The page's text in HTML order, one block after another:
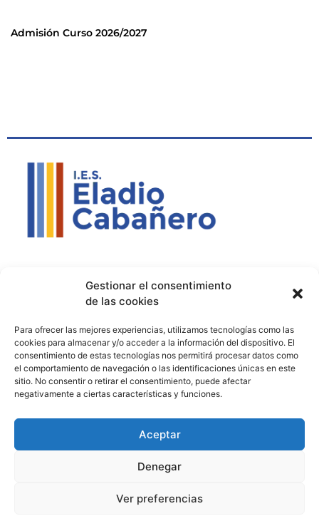
Gestionar el consentimiento
de las cookies
Para ofrecer las mejores experiencias, utilizamos tecnologías como las
cookies para almacenar y/o acceder a la información del dispositivo. El
consentimiento de estas tecnologías nos permitirá procesar datos como
el comportamiento de navegación o las identificaciones únicas en este
sitio. No consentir o retirar el consentimiento, puede afectar
negativamente a ciertas características y funciones.
Aceptar
Denegar
Ver preferencias
Admisión Curso 2026/2027
926 51 00 33
13003129.ies@educastillalamancha.es
C. Ángel Luis Cabañas
Serna, 7, 13700 Tomelloso,
Cdad. Real
Proyecto Bilingüe
Ágora Europa
Melanogaster Catch the Fly
© 2026 IES Eladio Cabañero. Todos los derechos reservados.